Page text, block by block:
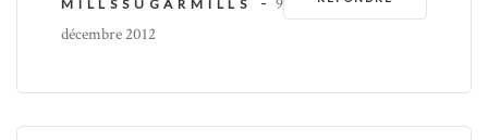
MILLSSUGARMILLS
décembre 2012